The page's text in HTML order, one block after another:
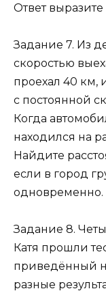
Ответ
Задание 7. Из
скоростью
проехал 40 км,
с постоянной
Когда
находился на
Найдите
если в город
одновременно.
Задание 8.
Катя прошли
приведённый
разные